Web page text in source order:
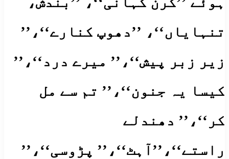
تنہایاں‘‘، ’’دھوپ کنارے‘‘،’’
زیر زبر پیش‘‘،’’ میرے درد‘‘،’’
کیسا یہ جنون‘‘،’’ تم سے مل
کر‘‘،’’ دھندلے
راستے‘‘،’’آہٹ‘‘،’’ پڑوسی‘‘،’’